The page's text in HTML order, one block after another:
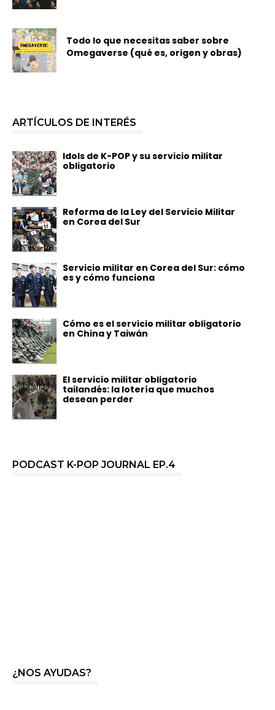
Todo lo que necesitas saber sobre
Omegaverse (qué es, origen y obras)
ARTÍCULOS DE INTERÉS
Idols de K-POP y su servicio militar
obligatorio
Reforma de la Ley del Servicio Militar
en Corea del Sur
Servicio militar en Corea del Sur: cómo
es y cómo funciona
Cómo es el servicio militar obligatorio
en China y Taiwán
El servicio militar obligatorio
tailandés: la lotería que muchos
desean perder
PODCAST K-POP JOURNAL EP.4
¿NOS AYUDAS?